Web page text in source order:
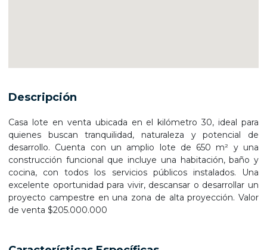
Descripción
Casa lote en venta ubicada en el kilómetro 30, ideal para
quienes buscan tranquilidad, naturaleza y potencial de
desarrollo. Cuenta con un amplio lote de 650 m² y una
construcción funcional que incluye una habitación, baño y
cocina, con todos los servicios públicos instalados. Una
excelente oportunidad para vivir, descansar o desarrollar un
proyecto campestre en una zona de alta proyección. Valor
de venta $205.000.000